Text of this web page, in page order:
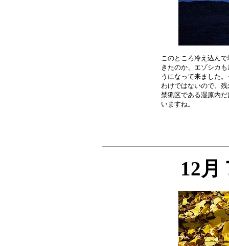
このところ冷え込ん
きたのか、エゾシカ
うになって来ました
わけではないので、
禁猟区である湿原内
12月